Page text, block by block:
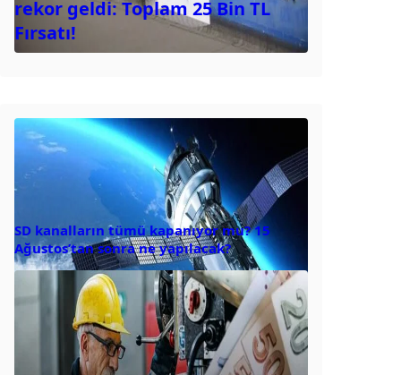
rekor geldi: Toplam 25 Bin TL
Fırsatı!
SD kanalların tümü kapanıyor mu? 15
Ağustos’tan sonra ne yapılacak?